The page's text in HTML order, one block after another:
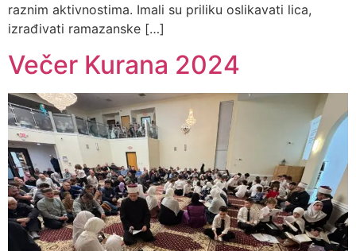
raznim aktivnostima. Imali su priliku oslikavati lica,
izrađivati ramazanske […]
Večer Kurana 2024